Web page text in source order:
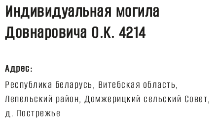
Индивидуальная могила
Довнаровича О.К. 4214
Адрес:
Республика Беларусь, Витебская область,
Лепельский район, Домжерицкий сельский Совет,